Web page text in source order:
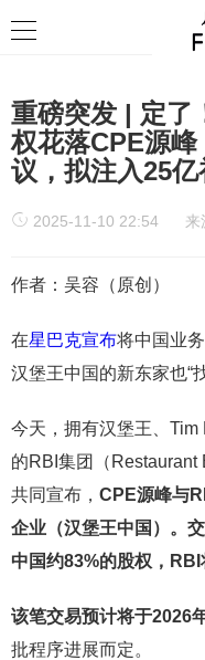
重磅突发 | 定了
权花落CPE源
议，拟注入25
2025-11-10 22:54 来
作者：吴容（原创）
在星巴克宣布将中国业
汉堡王中国的新东家也“
今天，拥有汉堡王、
的RBI集团（Restaurant
共同宣布， CPE源峰与
企业（汉堡王中国）。
中国约83%的股权，RBI
该笔交易预计将于2026
批程序进展而定。